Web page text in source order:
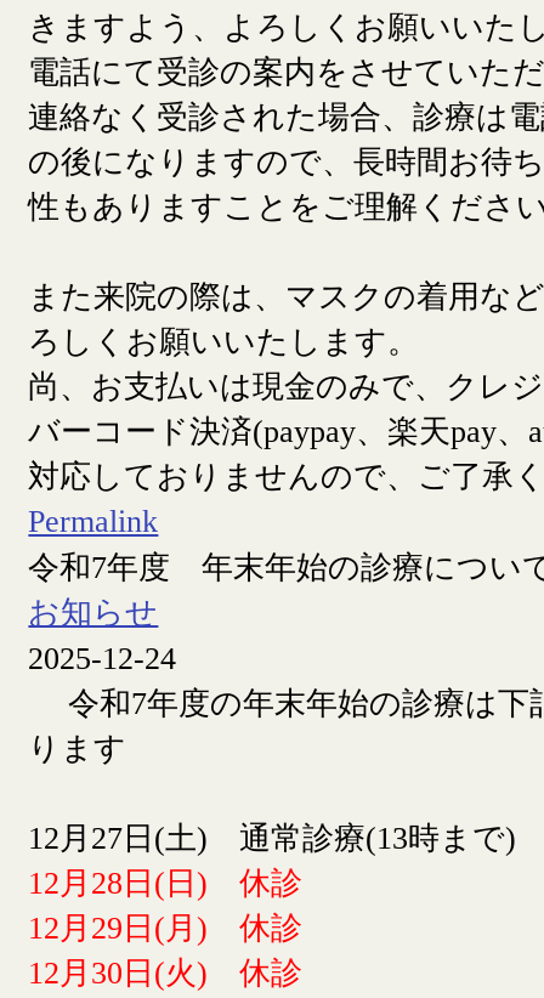
きますよう、よろしくお願いいた
電話にて受診の案内をさせていた
連絡なく受診された場合、診療は
の後になりますので、長時間お待
性もありますことをご理解くださ
また来院の際は、マスクの着用な
ろしくお願いいたします。
尚、お支払いは現金のみで、クレ
バーコード決済(paypay、楽天pay、
対応しておりませんので、ご了承
Permalink
令和7年度 年末年始の診療につい
お知らせ
2025-12-24
令和7年度の年末年始の診療は下
ります
12月27日(土) 通常診療(13時まで)
12月28日(日) 休診
12月29日(月) 休診
12月30日(火) 休診